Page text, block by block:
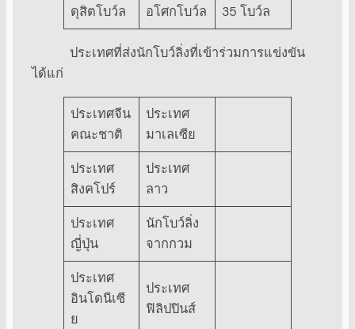
ดุสิตโบว์ล อโศกโบว์ล 35 โบว์ล
ประเทศที่ส่งนักโบว์ลิ่งที่เข้าร่วมการแข่งขัน
ได้แก่
ประเทศจีน
คณะชาติ
ประเทศ
มาเลเซีย
ประเทศ
สิงคโปร์
ประเทศ
ลาว
ประเทศ
ญี่ปุ่น
นักโบว์ลิ่ง
จากกวม
ประเทศ
อินโดนีเซี
ย
ประเทศ
ฟิลิปปินส์